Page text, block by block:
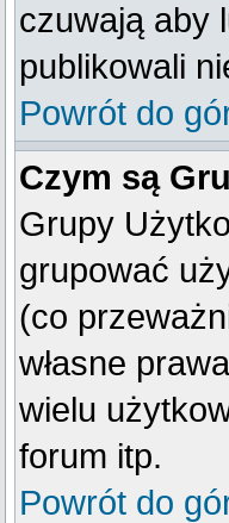
czuwają aby
publikowali
Powrót do
Czym są
Grupy
grupować
(co
własne
wielu
forum itp.
Powrót do